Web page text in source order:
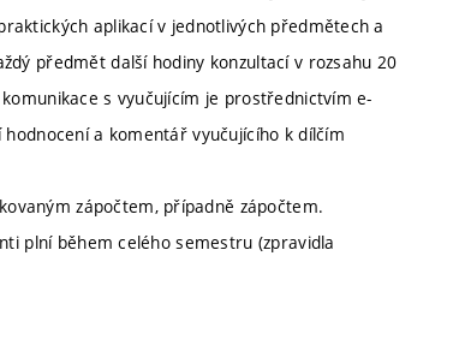
aplikací v jednotlivých předmětech a
předmět další hodiny konzultací v rozsahu 20
s vyučujícím je prostřednictvím e-
a komentář vyučujícího k dílčím
zápočtem, případně zápočtem.
plní během celého semestru (zpravidla